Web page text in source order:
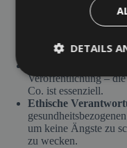
Verlust der Kontrolle
liegt die redaktionelle
Inhalte können
werden.
Veröffentlichung –
Co. ist essenziell.
Ethische
um keine Ängste zu
zu wecken.
DETAILS